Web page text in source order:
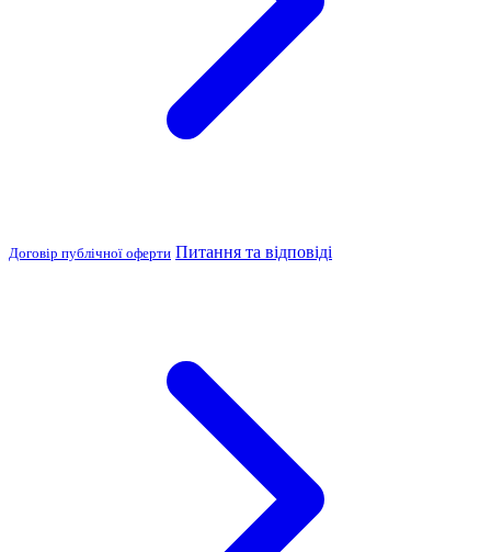
Договір публічної оферти Питання та відповіді